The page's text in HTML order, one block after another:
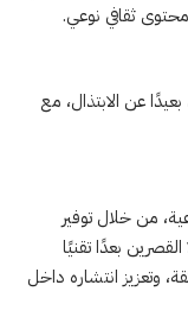
ثقافي نوعي.
عن الابتذال، مع
من خلال توفير
بعدًا تقنيًا
وتعزيز انتشاره داخل